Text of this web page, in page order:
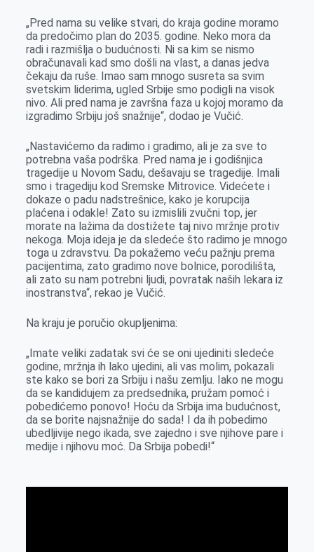
„Pred nama su velike stvari, do kraja godine moramo
da predočimo plan do 2035. godine. Neko mora da
radi i razmišlja o budućnosti. Ni sa kim se nismo
obračunavali kad smo došli na vlast, a danas jedva
čekaju da ruše. Imao sam mnogo susreta sa svim
svetskim liderima, ugled Srbije smo podigli na visok
nivo. Ali pred nama je završna faza u kojoj moramo da
izgradimo Srbiju još snažnije“, dodao je Vučić.
„Nastavićemo da radimo i gradimo, ali je za sve to
potrebna vaša podrška. Pred nama je i godišnjica
tragedije u Novom Sadu, dešavaju se tragedije. Imali
smo i tragediju kod Sremske Mitrovice. Videćete i
dokaze o padu nadstrešnice, kako je korupcija
plaćena i odakle! Zato su izmislili zvučni top, jer
morate na lažima da dostižete taj nivo mržnje protiv
nekoga. Moja ideja je da sledeće što radimo je mnogo
toga u zdravstvu. Da pokažemo veću pažnju prema
pacijentima, zato gradimo nove bolnice, porodilišta,
ali zato su nam potrebni ljudi, povratak naših lekara iz
inostranstva“, rekao je Vučić.
Na kraju je poručio okupljenima:
„Imate veliki zadatak svi će se oni ujediniti sledeće
godine, mržnja ih lako ujedini, ali vas molim, pokazali
ste kako se bori za Srbiju i našu zemlju. Iako ne mogu
da se kandidujem za predsednika, pružam pomoć i
pobedićemo ponovo! Hoću da Srbija ima budućnost,
da se borite najsnažnije do sada! I da ih pobedimo
ubedljivije nego ikada, sve zajedno i sve njihove pare i
medije i njihovu moć. Da Srbija pobedi!“